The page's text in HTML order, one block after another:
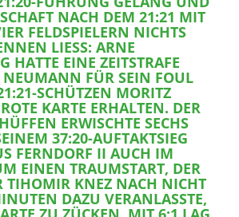
NACH DEM 21:21 MIT
FELDSPIELERN NICHTS
LIESS: ARNE H
EINE ZEITSTRAFE U
FÜR SEIN FOUL A
SCHÜTZEN MORITZ F
KARTE ERHALTEN. DER V
ERWISCHTE SECHS T
37:20-AUFTAKTSIEG Ü
FERNDORF II AUCH IM G
EINEN TRAUMSTART, DER H
KNEZ NACH NICHT E
DAZU VERANLASSTE, D